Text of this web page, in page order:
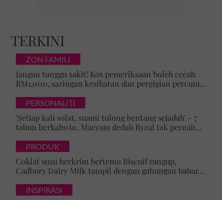
TERKINI
ZON FAMILI
Jangan tunggu sakit! Kos pemeriksaan boleh cecah
RM1,000, saringan kesihatan dan pergigian percuma
PERSONALITI
'Setiap kali solat, suami tolong bentang sejadah' - 7
tahun berkahwin, Maryam dedah Ryzal tak pernah
PRODUK
Coklat susu berkrim bertemu Biscoff rangup,
Cadbury Dairy Milk tampil dengan gabungan baharu
INSPIRASI